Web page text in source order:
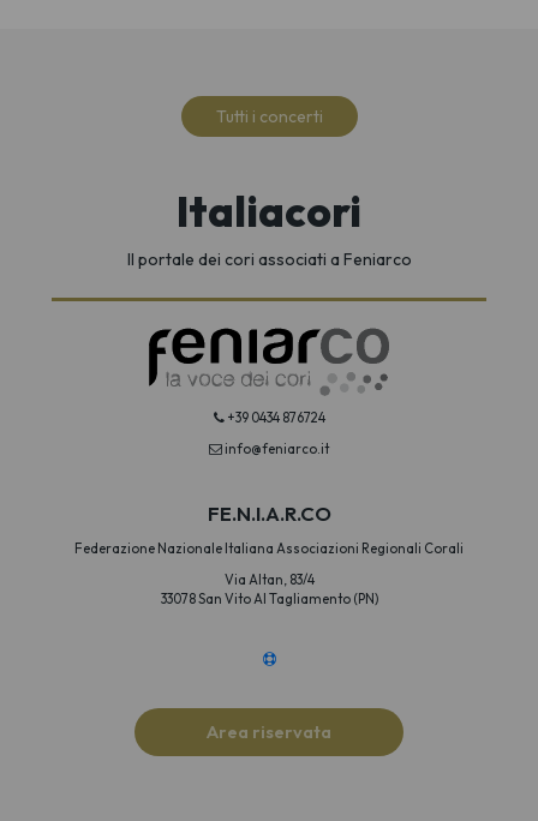
Tutti i concerti
Italiacori
Il portale dei cori associati a Feniarco
+39 0434 876724
info@feniarco.it
FE.N.I.A.R.CO
Federazione Nazionale Italiana Associazioni Regionali Corali
Via Altan, 83/4
33078 San Vito Al Tagliamento (PN)
Area riservata